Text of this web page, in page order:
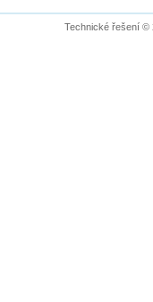
Technické řešení ©